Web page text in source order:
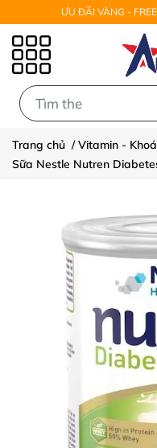
ƯU ĐÃI VÀNG -
Trang chủ /Vitamin -
Sữa Nestle Nutren